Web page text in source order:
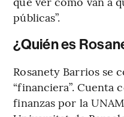
públicas”.
¿Quién es
Rosanety Barrios se
“financiera”. Cuenta
finanzas por la